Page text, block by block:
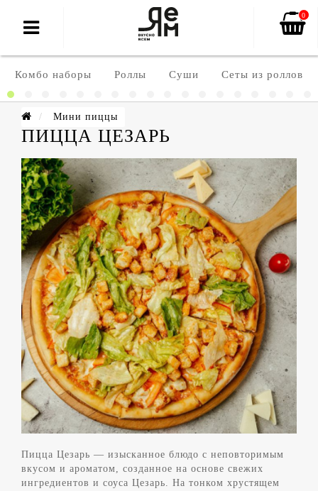
0
Комбо наборы Роллы Суши Сеты из роллов
Мини пиццы
ПИЦЦА ЦЕЗАРЬ
Пицца Цезарь — изысканное блюдо с неповторимым
вкусом и ароматом, созданное на основе свежих
ингредиентов и соуса Цезарь. На тонком хрустящем